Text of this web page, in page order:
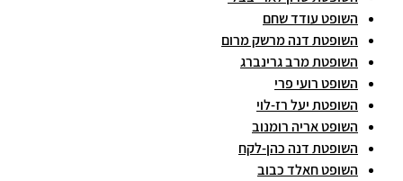
השופט עודד שחם
השופטת דנה מרשק מרום
השופטת מרב גרינברג
השופט רועי פרי
השופטת יעל רז-לוי
השופט אריה רומנוב
השופטת דנה כהן-לקח
השופט חאלד כבוב